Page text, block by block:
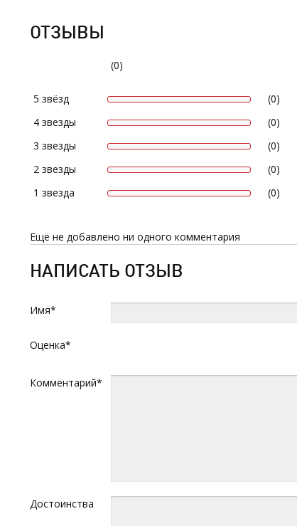
ОТЗЫВЫ
(0)
5 звёзд
(0)
4 звезды
(0)
3 звезды
(0)
2 звезды
(0)
1 звезда
(0)
Ещё не добавлено ни одного комментария
НАПИСАТЬ ОТЗЫВ
Имя*
Оценка*
Комментарий*
Достоинства